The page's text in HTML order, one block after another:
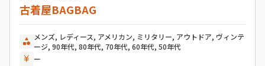
古着屋BAGBAG
category メンズ, レディース, アメリカン, ミリタリー, アウトドア, ヴィンテ
ージ, 90年代, 80年代, 70年代, 60年代, 50年代
currency_yen ー